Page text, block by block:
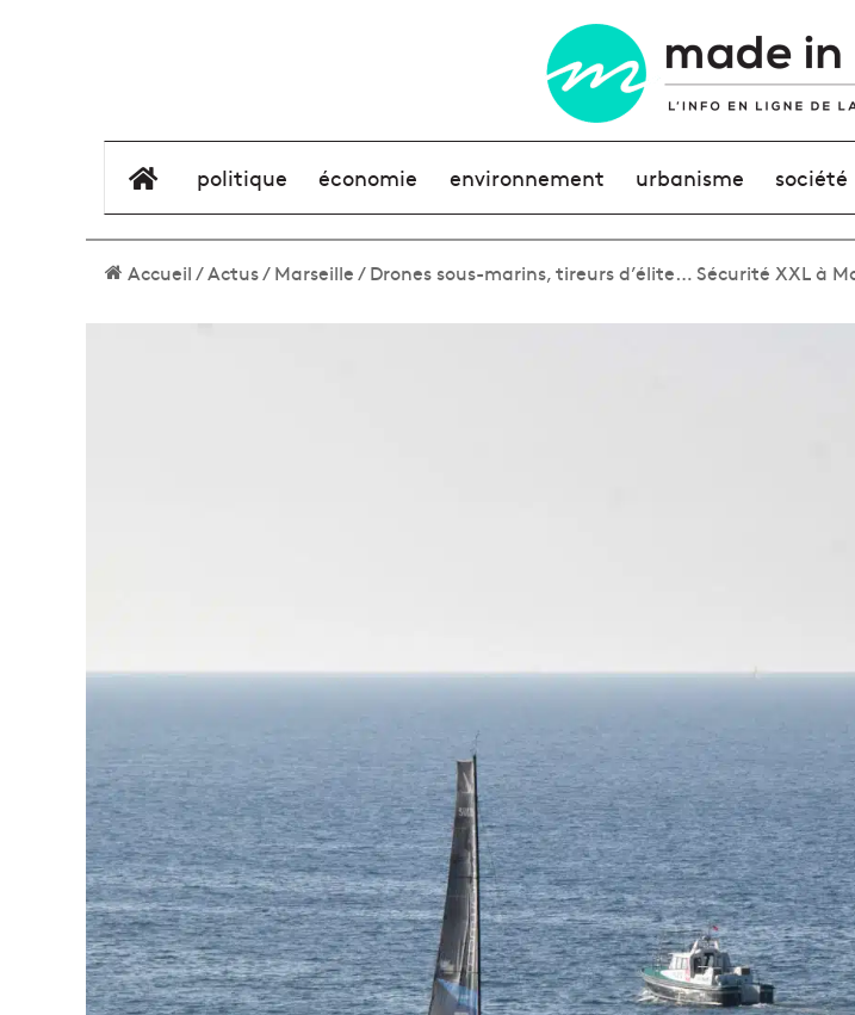
élément de menu
politique économie environnement urbanisme société
Accueil/Actus/Marseille/Drones sous-marins, tireurs d’élite… Sécurité XXL à